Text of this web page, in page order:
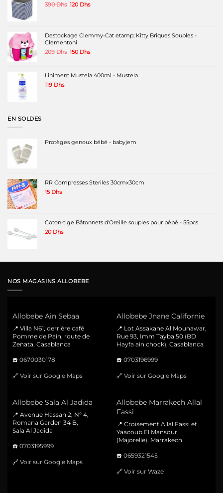
390Dhs Le
390 Dhs.
120 DhsLe
120 Dhs.
Destockage Clemmy-Cat etamp; Kitty Briques Souples -
Clementoni
209Dhs Le
était :
209 Dhs.
150 DhsLe
est :
150 Dhs.
Liniment Mustela 400ml - Mustela
119 Dhs
EN SOLDES
Protèges genoux bébé - babyjem
RR Compresses Steriles 30cmx30cm
15 Dhs
Coton-tige Bâtonnets d'Oreille souples pour bébé - 55pcs
20 Dhs
NOS MAGASINS ALLOBEBE
Allobebe Ain Sebaa
📍 Villa N61, derrière café
Pomme de Pain, route de
Zenata, Casablanca
☎️ 0670030178
🔗 Voir sur Google Maps
Allobebe Jnane Californie
📍 Lot Assakane Al Mounawar,
Rue 93, Imm Tayba 50 (BD
Hayfa ain chock), Casablanca
☎️ 0703196999
🔗 Voir sur Google Maps
Allobebe Sala Al Jadida
📍 Avenue Hassan 2, N° 4,
Romana Garden 34 B,
Sala Al Jadida
☎️ 0703195999
🔗 Voir sur Google Maps
Allobebe Marrakech Allal
Fassi
📍 Croisement Allal Fassi et
Yaacoub El Mansour
(Majorelle), Marrakech
☎️ 0659321545
🔗 Voir sur Waze